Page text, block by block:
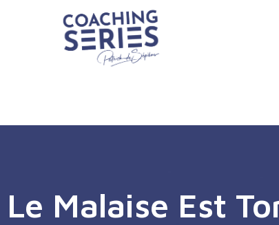
Le Malaise Est